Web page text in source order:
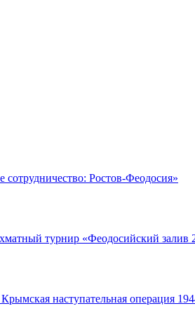
сотрудничество: Ростов-Феодосия»
турнир «Феодосийский залив
наступательная операция